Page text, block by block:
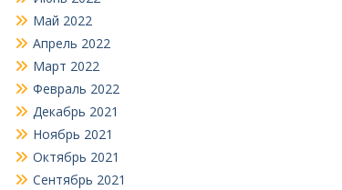
Май 2022
Апрель 2022
Март 2022
Февраль 2022
Декабрь 2021
Ноябрь 2021
Октябрь 2021
Сентябрь 2021